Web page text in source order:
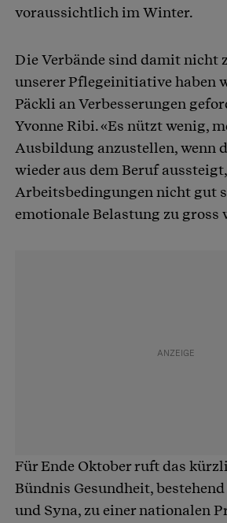
voraussichtlich im Winter.
Die Verbände sind damit nicht
unserer Pflegeinitiative haben
Päckli an Verbesserungen
Yvonne Ribi. «Es nützt wenig,
Ausbildung anzustellen, wenn
wieder aus dem Beruf
Arbeitsbedingungen nicht gut
emotionale Belastung zu gross
Für Ende Oktober ruft das
Bündnis Gesundheit, bestehend
und Syna, zu einer nationalen